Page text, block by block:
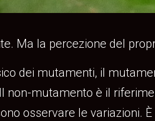
Ma la percezione del
dei mutamenti, il
mutamento è il
osservare le variazioni.